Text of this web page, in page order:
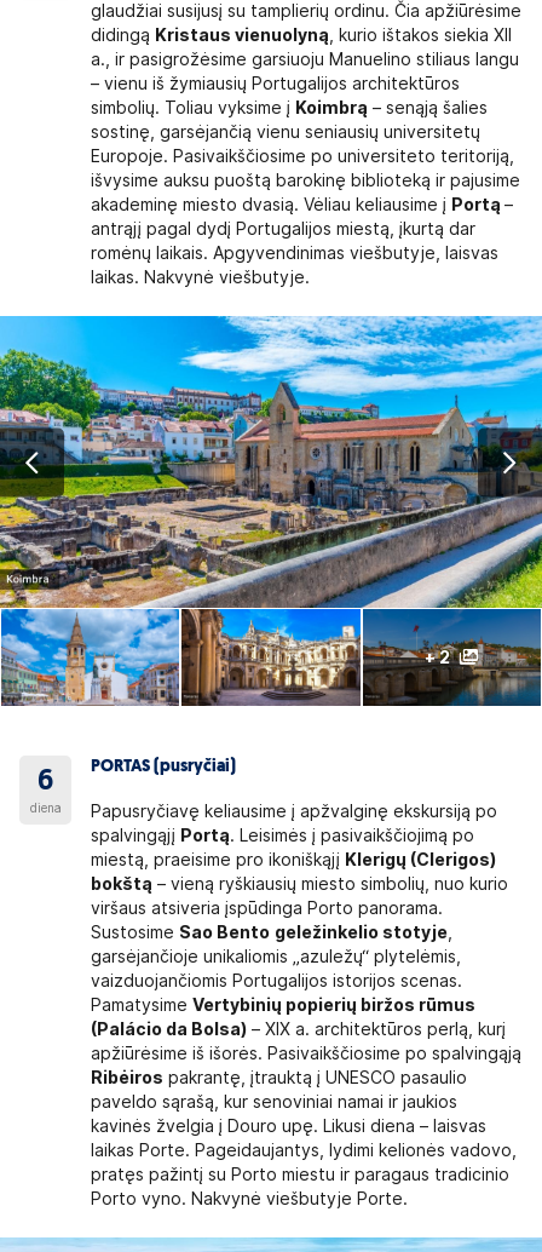
glaudžiai susijusį su tamplierių ordinu. Čia apžiūrėsime
didingą Kristaus vienuolyną , kurio ištakos siekia XII
a., ir pasigrožėsime garsiuoju Manuelino stiliaus langu
– vienu iš žymiausių Portugalijos architektūros
simbolių. Toliau vyksime į Koimbrą – senąją šalies
sostinę, garsėjančią vienu seniausių universitetų
Europoje. Pasivaikščiosime po universiteto teritoriją,
išvysime auksu puoštą barokinę biblioteką ir pajusime
akademinę miesto dvasią. Vėliau keliausime į Portą–
antrąjį pagal dydį Portugalijos miestą, įkurtą dar
romėnų laikais. Apgyvendinimas viešbutyje, laisvas
laikas. Nakvynė viešbutyje.
+ 2
6
diena
PORTAS (pusryčiai)
Papusryčiavę keliausime į apžvalginę ekskursiją po
spalvingąjį Portą. Leisimės į pasivaikščiojimą po
miestą, praeisime pro ikoniškąjį Klerigų (Clerigos)
bokštą – vieną ryškiausių miesto simbolių, nuo kurio
viršaus atsiveria įspūdinga Porto panorama.
Sustosime Sao Bento geležinkelio stotyje
garsėjančioje unikaliomis „azuležų“ plytelėmis,
vaizduojančiomis Portugalijos istorijos scenas.
PamatysimeVertybinių popierių biržos rūmus
(Palácio da Bolsa) – XIX a. architektūros perlą, kurį
apžiūrėsime iš išorės. Pasivaikščiosime po spalvingąją
Ribėiros pakrantę, įtrauktą į UNESCO pasaulio
paveldo sąrašą, kur senoviniai namai ir jaukios
kavinės žvelgia į Douro upę. Likusi diena – laisvas
laikas Porte. Pageidaujantys, lydimi kelionės vadovo,
pratęs pažintį su Porto miestu ir paragaus tradicinio
Porto vyno. Nakvynė viešbutyje Porte.